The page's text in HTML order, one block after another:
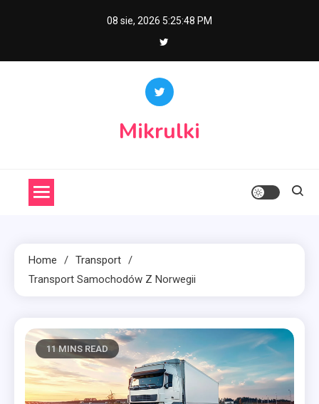
08 sie, 2026 5:25:49 PM
Mikrulki
Home
Transport
Transport Samochodów Z Norwegii
11 MINS READ